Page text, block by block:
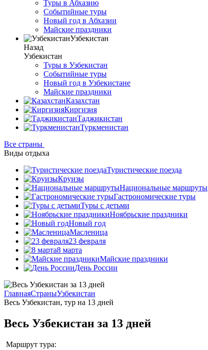
Туры в Абхазию
Событийные туры
Новый год в Абхазии
Майские праздники
Узбекистан
Назад
Узбекистан
Туры в Узбекистан
Событийные туры
Новый год в Узбекистане
Майские праздники
Казахстан
Киргизия
Таджикистан
Туркменистан
Все страны
Виды отдыха
Туристические поезда
Круизы
Национальные маршруты
Гастрономические туры
Туры с детьми
Ноябрьские праздники
Новый год
Масленица
23 февраля
8 марта
Майские праздники
День России
ГлавнаяСтраныУзбекистан
Весь Узбекистан, тур на 13 дней
Весь Узбекистан за 13 дней
Маршрут тура: